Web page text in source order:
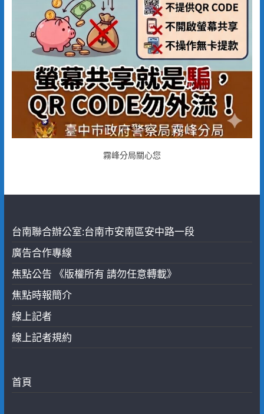
霧峰分局關心您
台南聯合辦公室:台南市安南區安中路一段
廣告合作專線
焦點公告 《版權所有 請勿任意轉載》
焦點時報簡介
線上記者
線上記者規約
首頁